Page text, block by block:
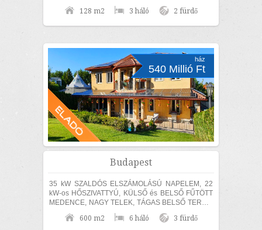
MEDITERRÁN CSALÁDI HÁZ ELADÓ! Érden, a
Fenyves Parkvárosi részen 840m2...
128 m2 3 háló 2 fürdő
ház
540 Millió Ft
Budapest
35 kW SZALDÓS ELSZÁMOLÁSÚ NAPELEM, 22
kW-os HŐSZIVATTYÚ, KÜLSŐ és BELSŐ FŰTÖTT
MEDENCE, NAGY TELEK, TÁGAS BELSŐ TEREK,
SZÁMOS EXTRÁVAL és akár TELJES
BÚTORZATTAL és beépített...
600 m2 6 háló 3 fürdő